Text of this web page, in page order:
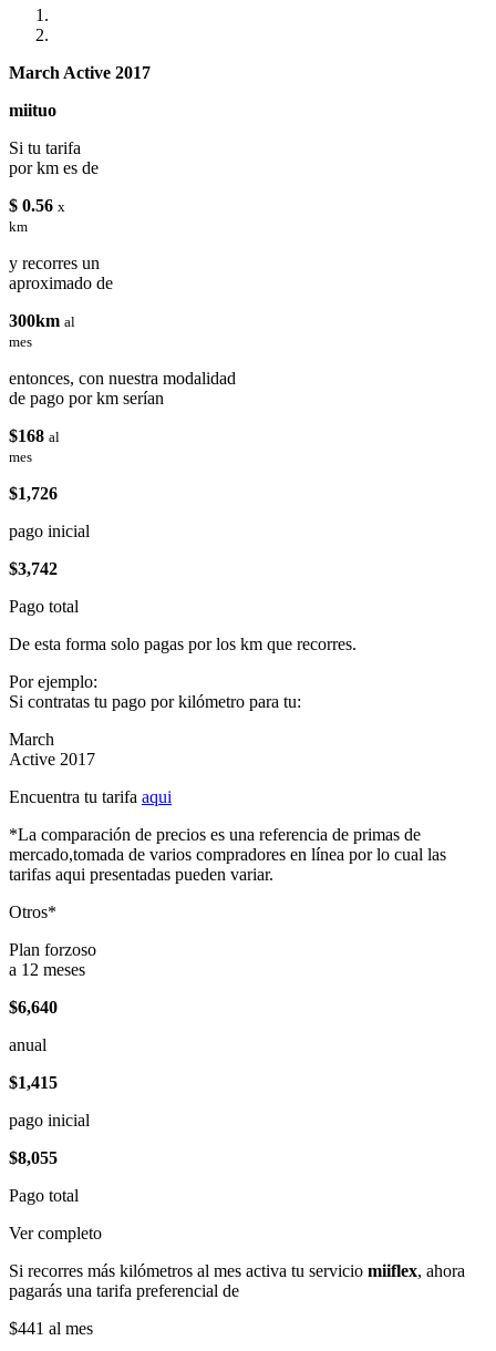
March Active 2017
miituo
Si tu tarifa
por km es de
$ 0.56 x
km
y recorres un
aproximado de
300km al
mes
entonces, con nuestra modalidad
de pago por km serían
$168 al
mes
$1,726
pago inicial
$3,742
Pago total
De esta forma solo pagas por los km que recorres.
Por ejemplo:
Si contratas tu pago por kilómetro para tu:
March
Active 2017
Encuentra tu tarifa aqui
*La comparación de precios es una referencia de primas de
mercado,tomada de varios compradores en línea por lo cual las
tarifas aqui presentadas pueden variar.
Otros*
Plan forzoso
a 12 meses
$6,640
anual
$1,415
pago inicial
$8,055
Pago total
Ver completo
Si recorres más kilómetros al mes activa tu servicio miiflex, ahora
pagarás una tarifa preferencial de
$441 al mes